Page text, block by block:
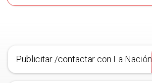
Publicitar /contactar con La Nación